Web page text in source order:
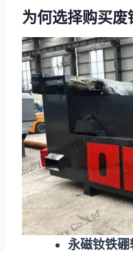
为何选择购买废
永磁钕铁硼